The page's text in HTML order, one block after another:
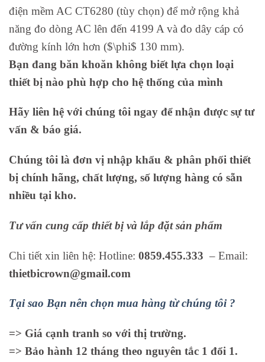
điện mềm AC CT6280 (tùy chọn) để mở rộng khả
năng đo dòng AC lên đến 4199 A và đo dây cáp có
đường kính lớn hơn ($\phi$ 130 mm).
Bạn đang băn khoăn không biết lựa chọn loại
thiết bị nào phù hợp cho hệ thống của mình
Hãy liên hệ với chúng tôi ngay để nhận được sự tư
vấn & báo giá.
Chúng tôi là đơn vị nhập khẩu & phân phối thiết
bị chính hãng, chất lượng, số lượng hàng có sẵn
nhiều tại kho.
Tư vấn cung cấp thiết bị và lắp đặt sản phẩm
Chi tiết xin liên hệ: Hotline: 0859.455.333 – Email:
thietbicrown@gmail.com
Tại sao Bạn nên chọn mua hàng từ chúng tôi ?
=> Giá cạnh tranh so với thị trường.
=> Bảo hành 12 tháng theo nguyên tắc 1 đổi 1.